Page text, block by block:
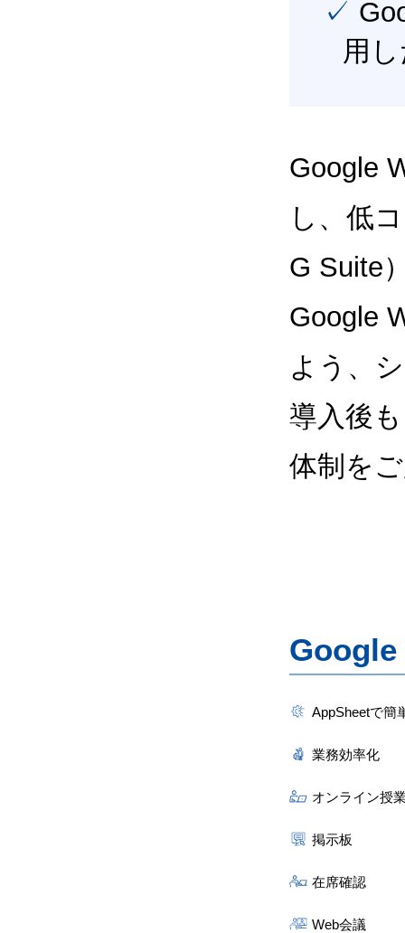
✓ Google Workspace（旧G Suite） を最大限に活
用
Google
し、低
G Suite
Google
よう、
導入後
体制を
Google
AppSheetで簡
業務効率化
オンライン授
掲示板
在席確認
Web会議